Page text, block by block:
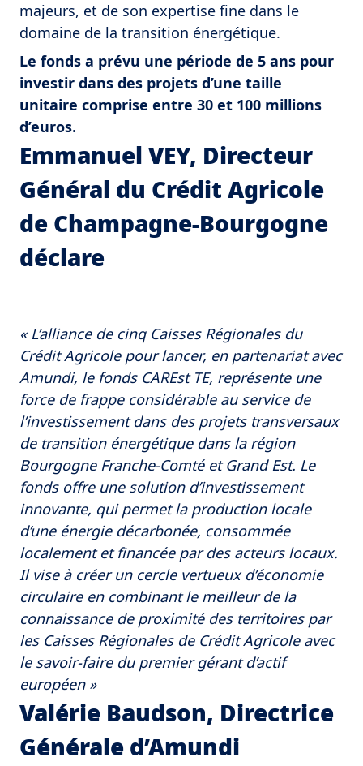
majeurs, et de son expertise fine dans le
domaine de la transition énergétique.
Le fonds a prévu une période de 5 ans pour
investir dans des projets d’une taille
unitaire comprise entre 30 et 100 millions
d’euros.
Emmanuel VEY, Directeur
Général du Crédit Agricole
de Champagne-Bourgogne
déclare
« L’alliance de cinq Caisses Régionales du
Crédit Agricole pour lancer, en partenariat avec
Amundi, le fonds CAREst TE, représente une
force de frappe considérable au service de
l’investissement dans des projets transversaux
de transition énergétique dans la région
Bourgogne Franche-Comté et Grand Est. Le
fonds offre une solution d’investissement
innovante, qui permet la production locale
d’une énergie décarbonée, consommée
localement et financée par des acteurs locaux.
Il vise à créer un cercle vertueux d’économie
circulaire en combinant le meilleur de la
connaissance de proximité des territoires par
les Caisses Régionales de Crédit Agricole avec
le savoir-faire du premier gérant d’actif
européen »
Valérie Baudson, Directrice
Générale d’Amundi